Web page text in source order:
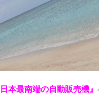
日本最南端の自動販売機』​